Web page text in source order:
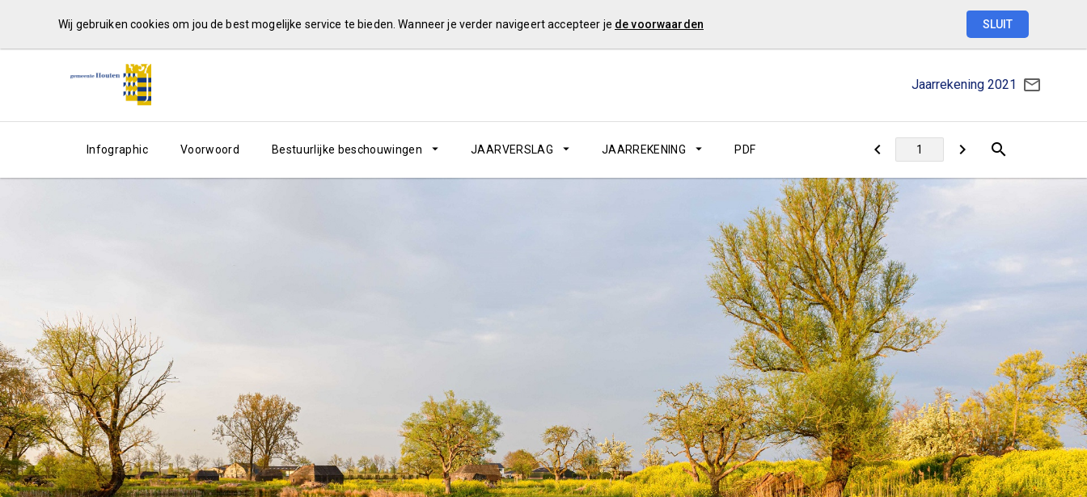
Wij gebruiken cookies om jou de best mogelijke service te bieden. Wanneer je verder navigeert accepteer je de voorwaarden SLUIT
Jaarrekening 2021
Infographic Voorwoord Bestuurlijke beschouwingen JAARVERSLAG JAARREKENING PDF